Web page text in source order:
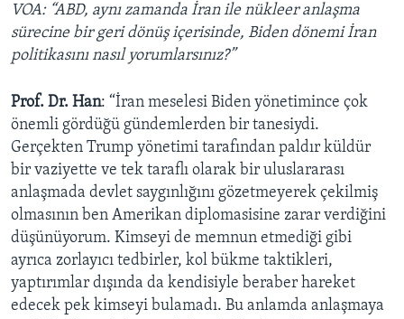
VOA: “ABD, aynı zamanda İran ile nükleer anlaşma
sürecine bir geri dönüş içerisinde, Biden dönemi İran
politikasını nasıl yorumlarsınız?”
Prof. Dr. Han: “İran meselesi Biden yönetimince çok
önemli gördüğü gündemlerden bir tanesiydi.
Gerçekten Trump yönetimi tarafından paldır küldür
bir vaziyette ve tek taraflı olarak bir uluslararası
anlaşmada devlet saygınlığını gözetmeyerek çekilmiş
olmasının ben Amerikan diplomasisine zarar verdiğini
düşünüyorum. Kimseyi de memnun etmediği gibi
ayrıca zorlayıcı tedbirler, kol bükme taktikleri,
yaptırımlar dışında da kendisiyle beraber hareket
edecek pek kimseyi bulamadı. Bu anlamda anlaşmaya